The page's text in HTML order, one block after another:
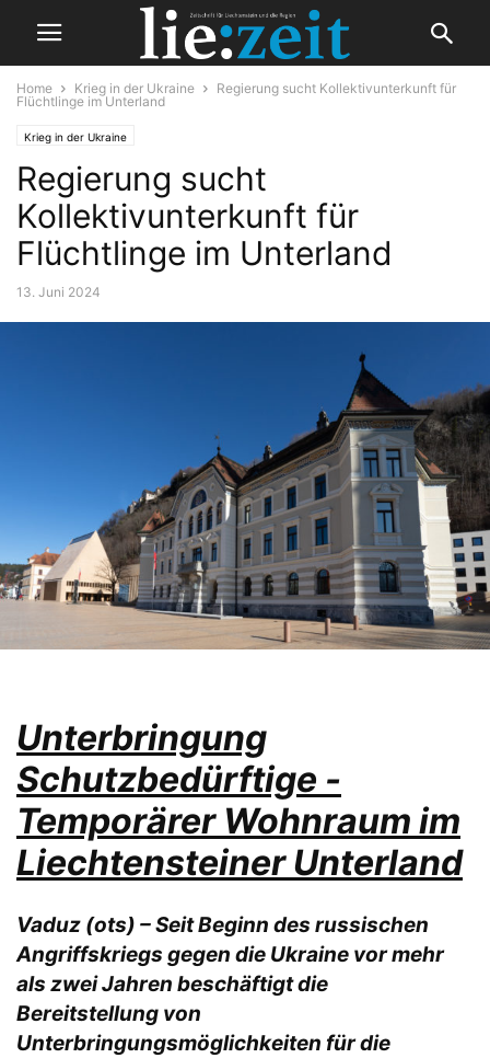
Home Krieg in der Ukraine
Regierung sucht Kollektivunterkunft für
Flüchtlinge im Unterland
Krieg in der Ukraine
Regierung sucht
Kollektivunterkunft für
Flüchtlinge im Unterland
13. Juni 2024
Unterbringung
Schutzbedürftige -
Temporärer Wohnraum im
Liechtensteiner Unterland
Vaduz (ots) – Seit Beginn des russischen
Angriffskriegs gegen die Ukraine vor mehr
als zwei Jahren beschäftigt die
Bereitstellung von
Unterbringungsmöglichkeiten für die